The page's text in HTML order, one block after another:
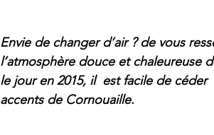
Envie de changer d’air ? de vous
l’atmosphère douce et chaleureuse
le jour en 2015, il  est facile de
accents de Cornouaille.